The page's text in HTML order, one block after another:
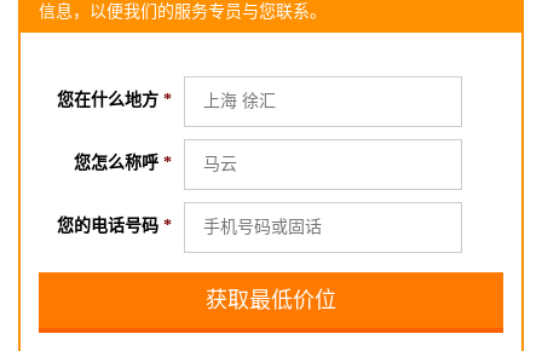
信息，以便我们的服务专员与您联系。
您在什么地方 *
您怎么称呼 *
您的电话号码 *
2018-06-02长沙的 高小姐 询ARMH-700罗茨鼓风机
2018-06-10 信阳的 孙小姐 询ARMH-700罗茨鼓风机